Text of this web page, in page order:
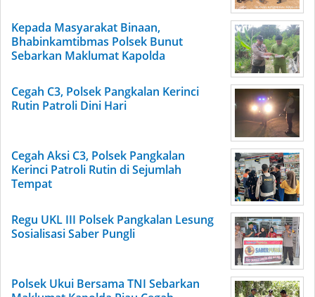
Kepada Masyarakat Binaan,
Bhabinkamtibmas Polsek Bunut
Sebarkan Maklumat Kapolda
Cegah C3, Polsek Pangkalan Kerinci
Rutin Patroli Dini Hari
Cegah Aksi C3, Polsek Pangkalan
Kerinci Patroli Rutin di Sejumlah
Tempat
Regu UKL III Polsek Pangkalan Lesung
Sosialisasi Saber Pungli
Polsek Ukui Bersama TNI Sebarkan